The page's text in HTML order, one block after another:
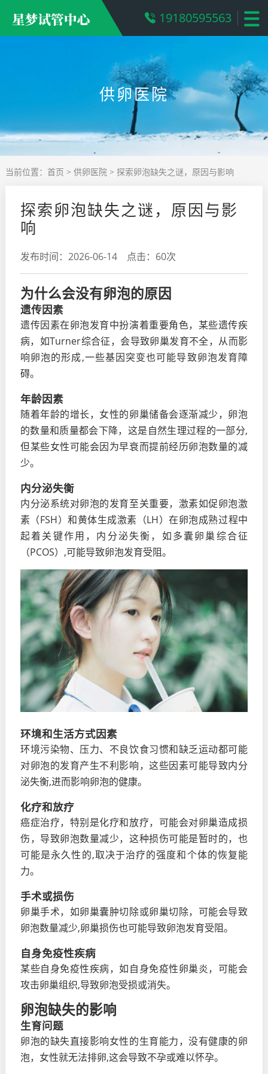
19180595563
供卵医院
当前位置： 首页 > 供卵医院> 探索卵泡缺失之谜，原因与影响
探索卵泡缺失之谜，原因与影
响
发布时间：2026-06-14 点击：60次
为什么会没有卵泡的原因
遗传因素
遗传因素在卵泡发育中扮演着重要角色，某些遗传疾
病，如Turner综合征，会导致卵巢发育不全，从而影
响卵泡的形成,一些基因突变也可能导致卵泡发育障
碍。
年龄因素
随着年龄的增长，女性的卵巢储备会逐渐减少，卵泡
的数量和质量都会下降，这是自然生理过程的一部分,
但某些女性可能会因为早衰而提前经历卵泡数量的减
少。
内分泌失衡
内分泌系统对卵泡的发育至关重要，激素如促卵泡激
素（FSH）和黄体生成激素（LH）在卵泡成熟过程中
起着关键作用，内分泌失衡，如多囊卵巢综合征
（PCOS）,可能导致卵泡发育受阻。
环境和生活方式因素
环境污染物、压力、不良饮食习惯和缺乏运动都可能
对卵泡的发育产生不利影响，这些因素可能导致内分
泌失衡,进而影响卵泡的健康。
化疗和放疗
癌症治疗，特别是化疗和放疗，可能会对卵巢造成损
伤，导致卵泡数量减少，这种损伤可能是暂时的，也
可能是永久性的,取决于治疗的强度和个体的恢复能
力。
手术或损伤
卵巢手术，如卵巢囊肿切除或卵巢切除，可能会导致
卵泡数量减少,卵巢损伤也可能导致卵泡发育受阻。
自身免疫性疾病
某些自身免疫性疾病，如自身免疫性卵巢炎，可能会
攻击卵巢组织,导致卵泡受损或消失。
卵泡缺失的影响
生育问题
卵泡的缺失直接影响女性的生育能力，没有健康的卵
泡，女性就无法排卵,这会导致不孕或难以怀孕。